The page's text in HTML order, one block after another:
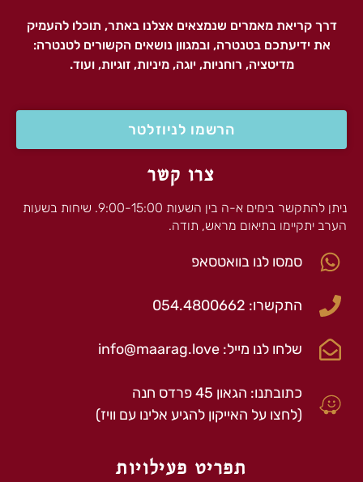
דרך קריאת מאמרים שנמצאים אצלנו באתר, תוכלו להעמיק
את ידיעתכם בטנטרה, ובמגוון נושאים הקשורים לטנטרה:
מדיטציה, רוחניות, יוגה, מיניות, זוגיות, ועוד.
הרשמו לניוזלטר
צרו קשר
ניתן להתקשר בימים א-ה בין השעות 9:00-15:00. שיחות בשעות
הערב יתקיימו בתיאום מראש, תודה.
סמסו לנו בוואטסאפ
התקשרו: 054.4800662
שלחו לנו מייל: info@maarag.love
כתובתנו: הגאון 45 פרדס חנה
(לחצו על האייקון להגיע אלינו עם וויז)
תפריט פעילויות